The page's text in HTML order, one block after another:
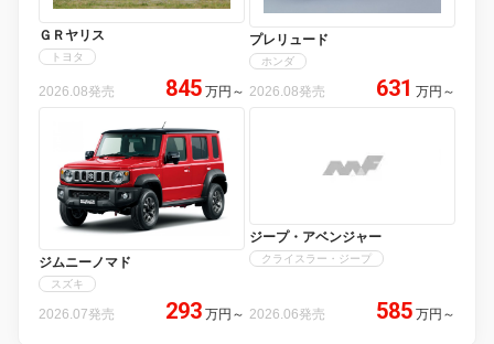
ＧＲヤリス
トヨタ
2026.08発売 845 万円 ～
プレリュード
ホンダ
2026.08発売 631 万円 ～
ジムニーノマド
スズキ
2026.07発売 293 万円 ～
ジープ・アベンジャー
クライスラー・ジープ
2026.06発売 585 万円 ～